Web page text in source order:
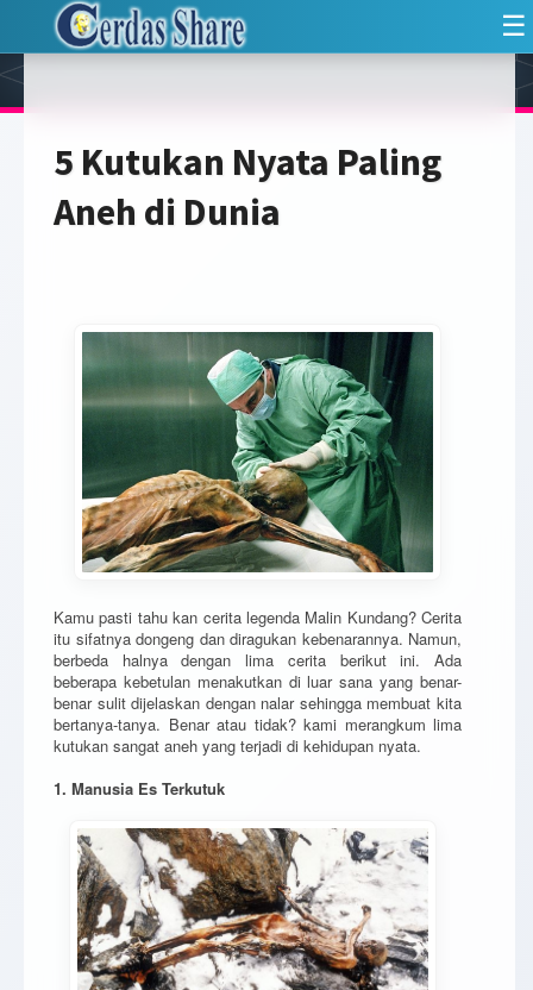
☰
5 Kutukan Nyata Paling
Aneh di Dunia
Kamu pasti tahu kan cerita legenda Malin Kundang? Cerita
itu sifatnya dongeng dan diragukan kebenarannya. Namun,
berbeda halnya dengan lima cerita berikut ini. Ada
beberapa kebetulan menakutkan di luar sana yang benar-
benar sulit dijelaskan dengan nalar sehingga membuat kita
bertanya-tanya. Benar atau tidak? kami merangkum lima
kutukan sangat aneh yang terjadi di kehidupan nyata.
1. Manusia Es Terkutuk